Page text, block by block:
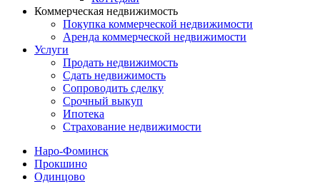
Коммерческая недвижимость
Покупка коммерческой недвижимости
Аренда коммерческой недвижимости
Услуги
Продать недвижимость
Сдать недвижимость
Сопроводить сделку
Срочный выкуп
Ипотека
Страхование недвижимости
Наро-Фоминск
Прокшино
Одинцово